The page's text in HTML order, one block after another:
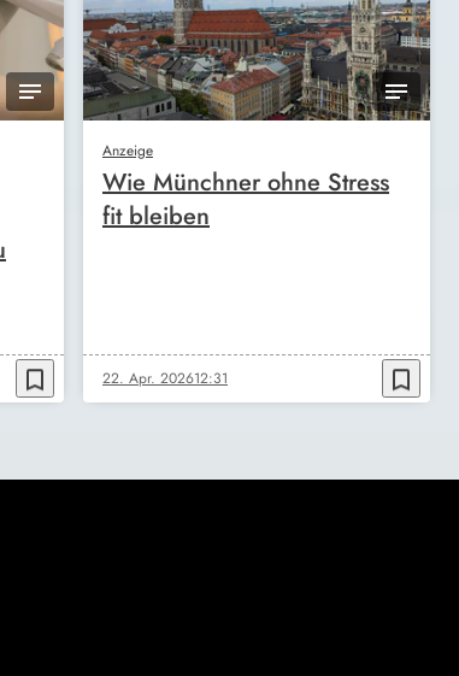
bookmark_border
Anzeige
Wie Münchner ohne Stress
fit bleiben
22. Apr. 202612:31 bookmark_border